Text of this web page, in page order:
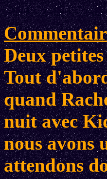
Deux
Tout
quand
nuit avec
nous avons
attendons